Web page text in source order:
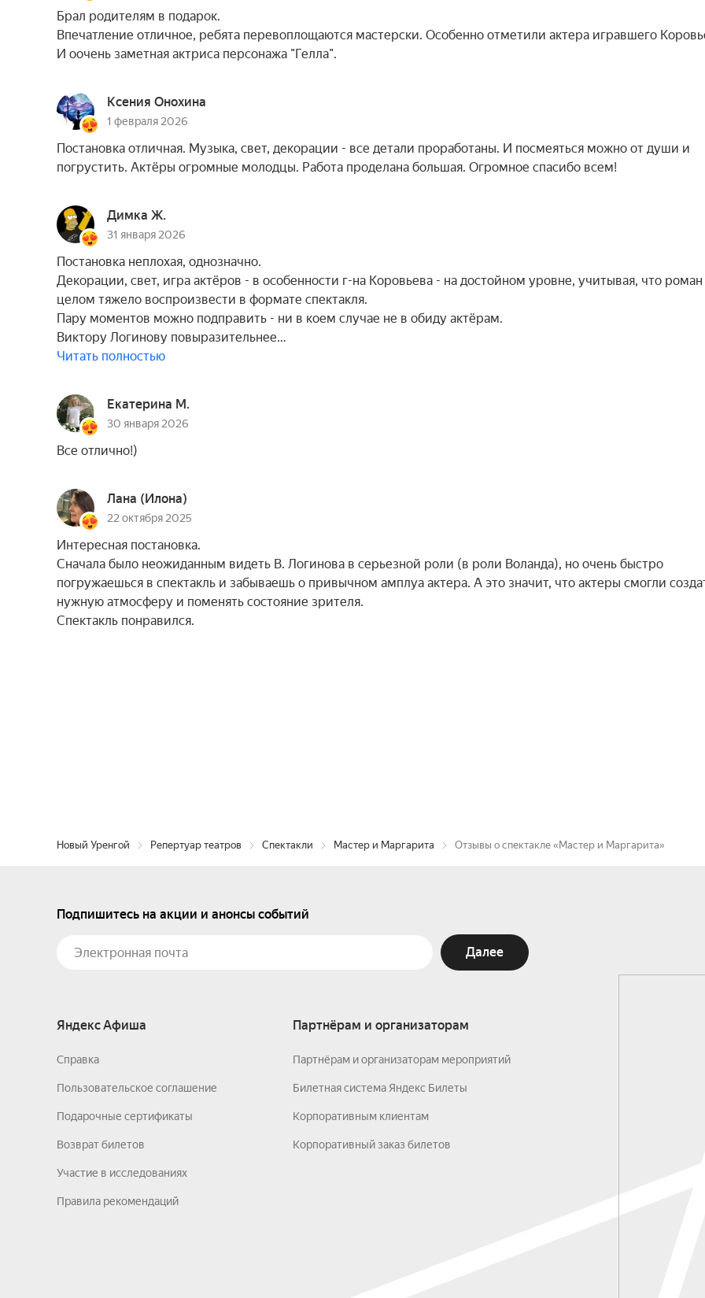
Брал родителям в подарок.
Впечатление отличное, ребята перевоплощаются мастерски. Особенно отметили актера игравшего
И оочень заметная актриса персонажа "Гелла".
Ксения Онохина
1 февраля 2026
Постановка отличная. Музыка, свет, декорации - все детали проработаны. И посмеяться можно от души и
погрустить. Актёры огромные молодцы. Работа проделана большая. Огромное спасибо всем!
Димка Ж.
31 января 2026
Постановка неплохая, однозначно.
Декорации, свет, игра актёров - в особенности г-на Коровьева - на достойном уровне, учитывая, что роман
целом тяжело воспроизвести в формате спектакля.
Пару моментов можно подправить - ни в коем случае не в обиду актёрам.
Виктору Логинову повыразительнее…
Читать полностью
Екатерина М.
30 января 2026
Все отлично!)
Лана (Илона)
22 октября 2025
Интересная постановка.
Сначала было неожиданным видеть В. Логинова в серьезной роли (в роли Воланда), но очень быстро
погружаешься в спектакль и забываешь о привычном амплуа актера. А это значит, что актеры смогли
нужную атмосферу и поменять состояние зрителя.
Спектакль понравился.
Новый Уренгой Репертуар театров Спектакли Мастер и Маргарита Отзывы о спектакле «Мастер и Маргарита»
Подпишитесь на акции и анонсы событий
Далее
Яндекс Афиша
Справка
Пользовательское соглашение
Подарочные сертификаты
Возврат билетов
Участие в исследованиях
Правила рекомендаций
Партнёрам и организаторам
Партнёрам и организаторам мероприятий
Билетная система Яндекс Билеты
Корпоративным клиентам
Корпоративный заказ билетов